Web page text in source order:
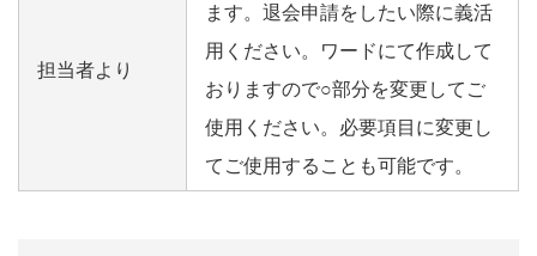
担当者より
ます。退会申請をしたい際に義活
用ください。ワードにて作成して
おりますので○部分を変更してご
使用ください。必要項目に変更し
てご使用することも可能です。